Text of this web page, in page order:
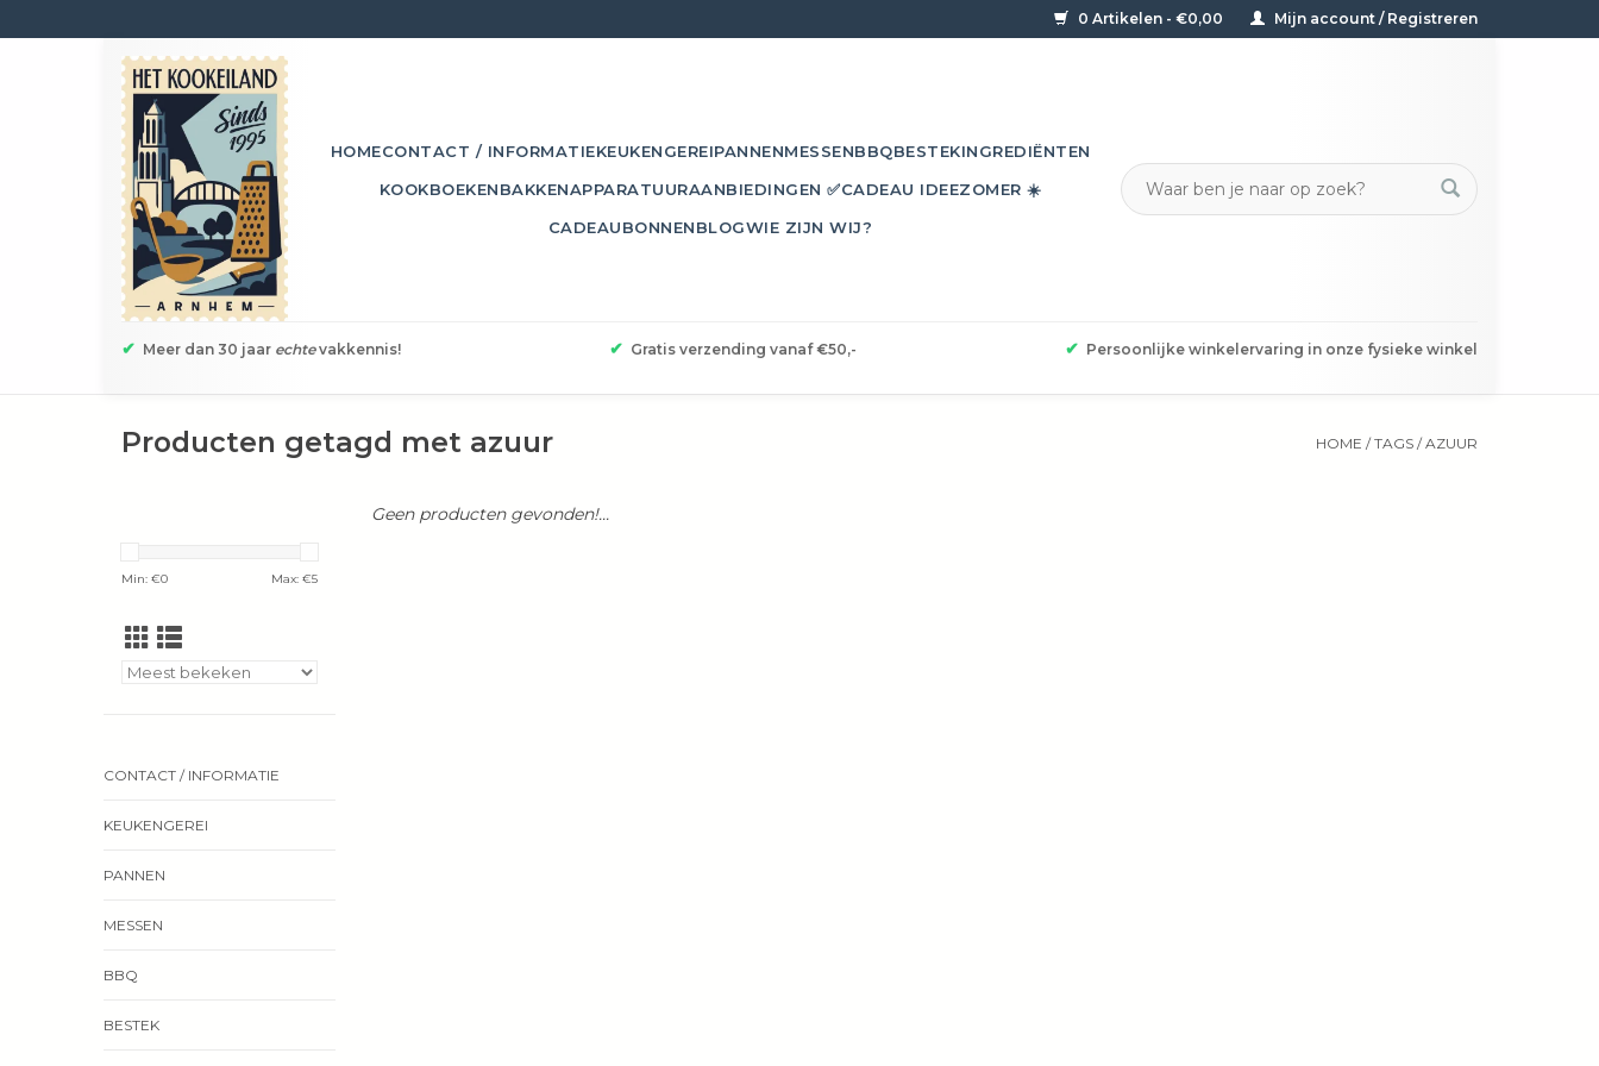
0 Artikelen - €0,00 Mijn account / Registreren
HOMECONTACT / INFORMATIEKEUKENGEREIPANNENMESSENBBQBESTEKINGREDIËNTEN
KOOKBOEKENBAKKENAPPARATUURAANBIEDINGEN ✅CADEAU IDEEZOMER ☀️
CADEAUBONNENBLOGWIE ZIJN WIJ?
✔ Meer dan 30 jaar echtevakkennis! ✔ Gratis verzending vanaf €50,- ✔ Persoonlijke winkelervaring in onze fysieke winkel
Producten getagd met azuur HOME /TAGS /AZUUR
Min: €0 Max: €5
CONTACT / INFORMATIE
KEUKENGEREI
PANNEN
MESSEN
BBQ
BESTEK
Geen producten gevonden!...